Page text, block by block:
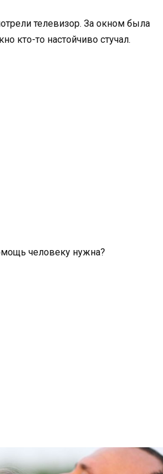
телевизор. За окном была
кто-то настойчиво стучал.
человеку нужна?